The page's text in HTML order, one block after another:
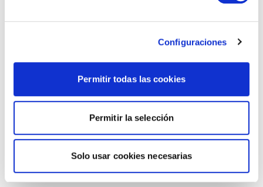
Configuraciones
Permitir todas las cookies
Permitir la selección
Solo usar cookies necesarias